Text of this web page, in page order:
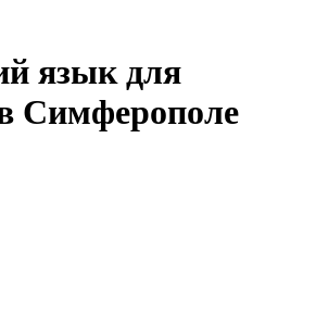
язык для
Симферополе